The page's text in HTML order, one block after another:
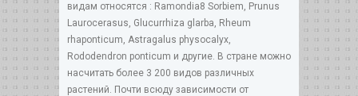
видам относятся : Ramondia8 Sorbiem, Prunus
Laurocerasus, Glucurrhiza glarba, Rheum
rhaponticum, Astragalus physocalyx,
Rododendron ponticum и другие. В стране можно
насчитать более 3 200 видов различных
растений. Почти всюду зависимости от